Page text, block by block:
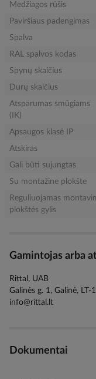
Medžiagos rūšis
Paviršiaus padengimas
Spalva
RAL spalvos kodas
Spynų skaičius
Durų skaičius
Atsparumas smūgiams
(IK)
Apsaugos klasė IP
Atskiras
Gali būti sujungtas
Su montažine plokšte
Reguliuojamas
plokštės gylis
Gamintojas arba
Rittal, UAB
Galinės g. 1, Galinė, LT-
info@rittal.lt
Dokumentai